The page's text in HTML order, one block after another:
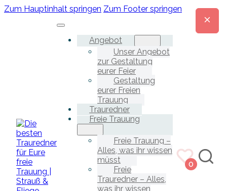
Zum Hauptinhalt springen Zum Footer springen
Angebot
Unser Angebot
zur Gestaltung
eurer Feier
Gestaltung
eurer Freien
Trauung
Trauredner
Freie Trauung
Freie Trauung –
Alles, was ihr wissen
müsst
Freie
Trauredner – Alles,
was ihr wissen
0